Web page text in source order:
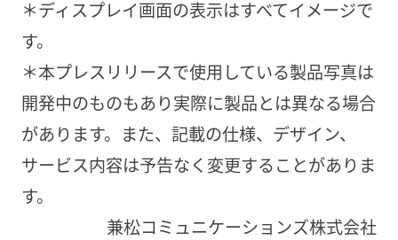
＊ディスプレイ画面の表示はすべてイメージで
す。
＊本プレスリリースで使用している製品写真は
開発中のものもあり実際に製品とは異なる場合
があります。また、記載の仕様、デザイン、
サービス内容は予告なく変更することがありま
す。
兼松コミュニケーションズ株式会社